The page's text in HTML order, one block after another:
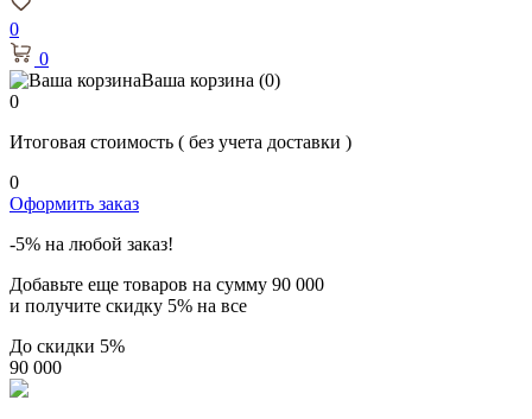
0
0
Ваша корзина (0)
0
Итоговая стоимость ( без учета доставки )
0
Оформить заказ
-5% на любой заказ!
Добавьте еще товаров на сумму 90 000
и получите скидку 5% на все
До скидки 5%
90 000